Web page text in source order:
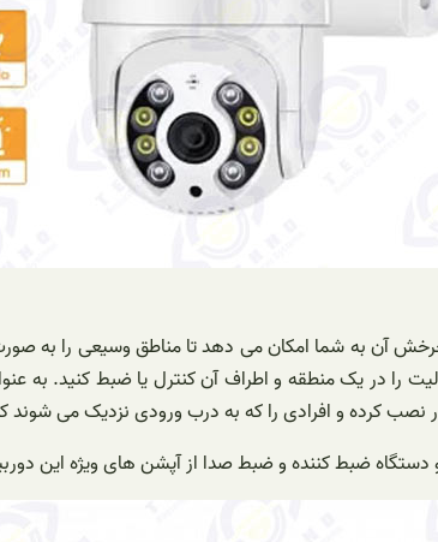
در یک منطقه و اطراف آن کنترل یا ضبط کنید. به
کرده و افرادی را که به درب ورودی نزدیک می شوند
دستگاه ضبط کننده و ضبط صدا از آپشن های ویژه این